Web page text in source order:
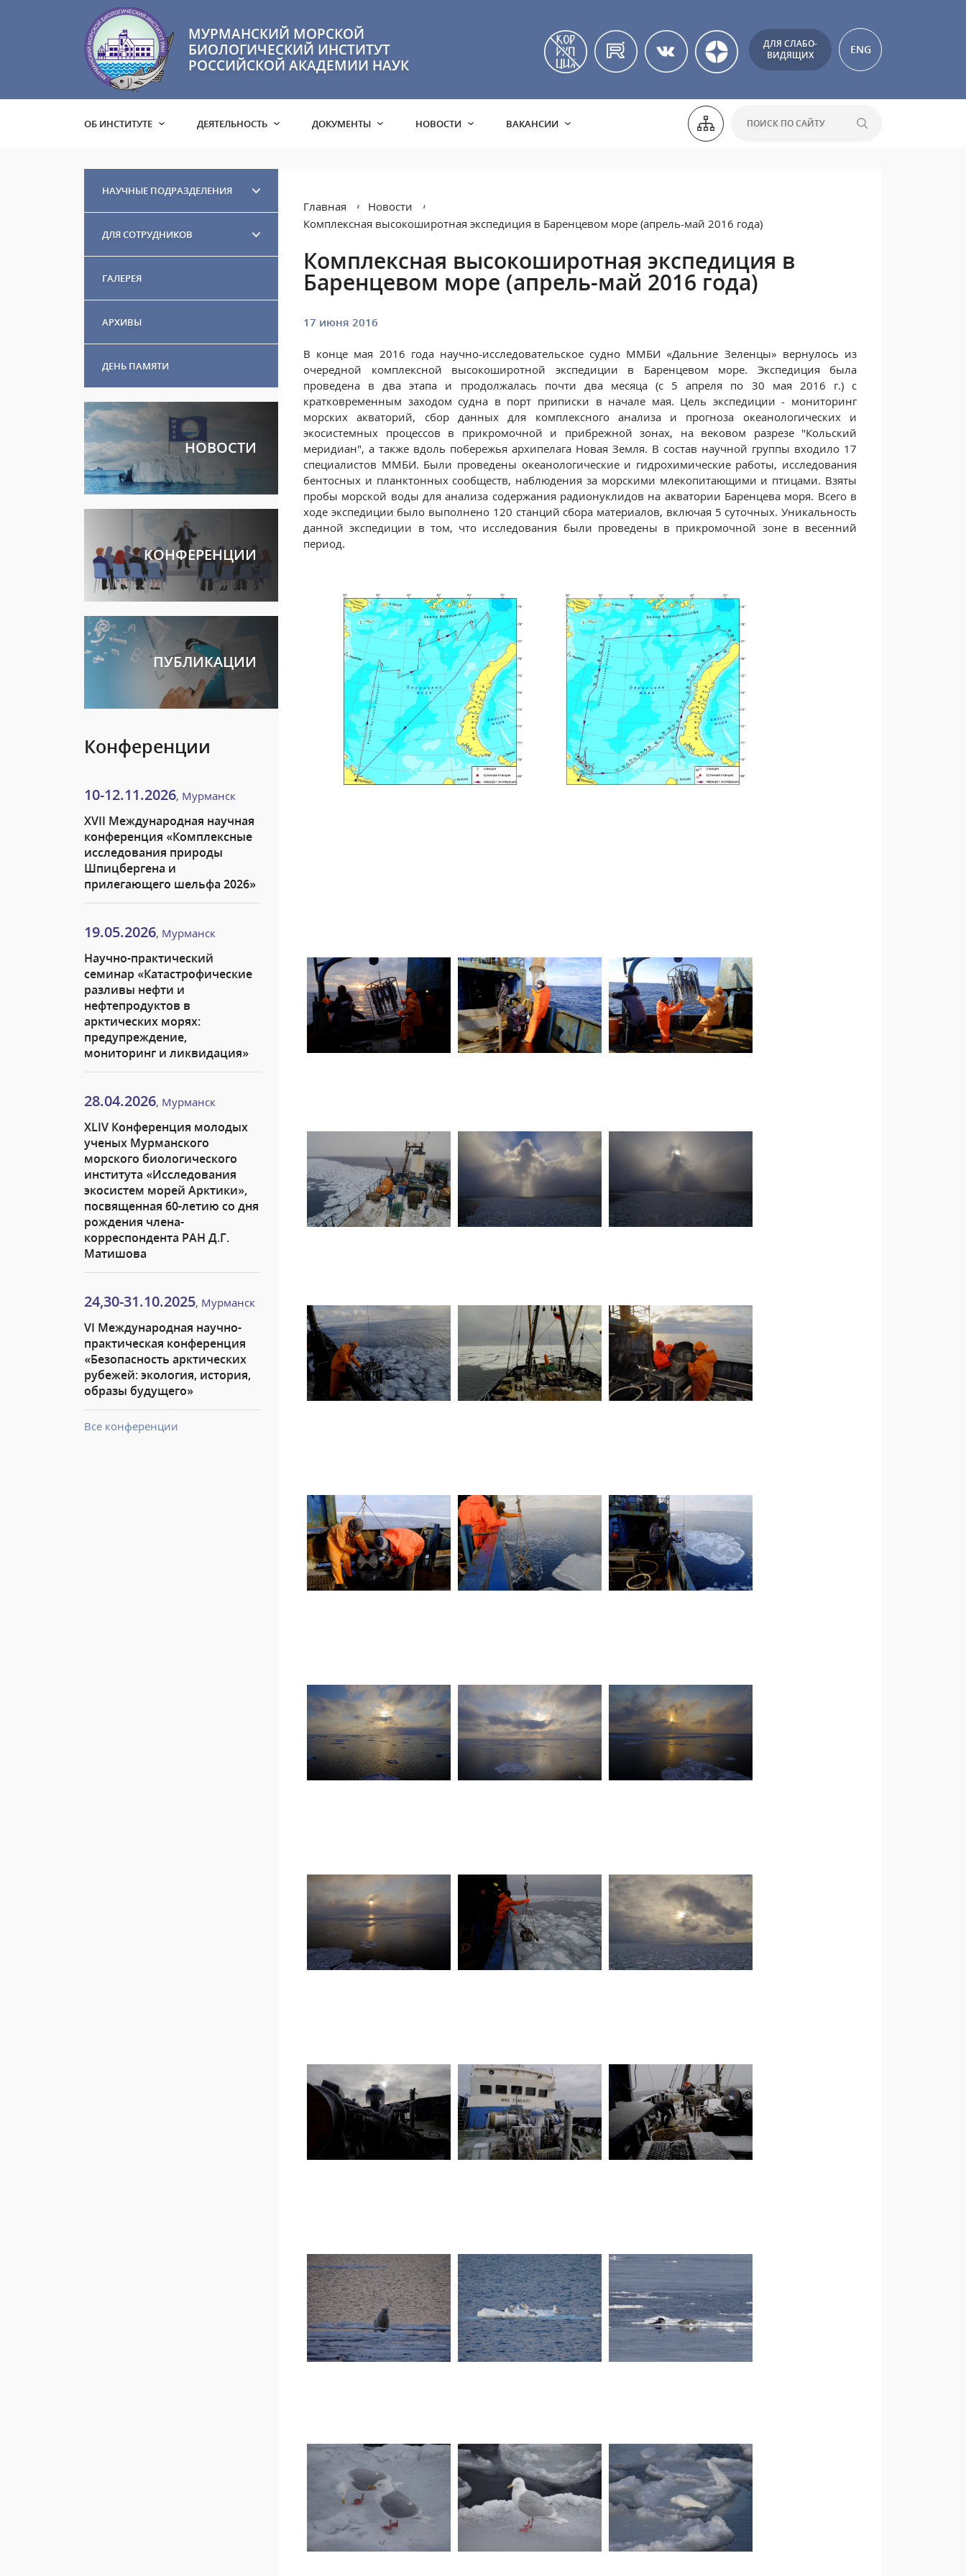
МУРМАНСКИЙ МОРСКОЙ
БИОЛОГИЧЕСКИЙ ИНСТИТУТ
РОССИЙСКОЙ АКАДЕМИИ НАУК
ДЛЯ СЛАБО-
ВИДЯЩИХ
ENG
ОБ ИНСТИТУТЕ ДЕЯТЕЛЬНОСТЬ ДОКУМЕНТЫ НОВОСТИ ВАКАНСИИ
НАУЧНЫЕ ПОДРАЗДЕЛЕНИЯ
ДЛЯ СОТРУДНИКОВ
ГАЛЕРЕЯ
АРХИВЫ
ДЕНЬ ПАМЯТИ
НОВОСТИ
КОНФЕРЕНЦИИ
ПУБЛИКАЦИИ
Конференции
10-12.11.2026, Мурманск
XVII Международная научная
конференция «Комплексные
исследования природы
Шпицбергена и
прилегающего шельфа 2026»
19.05.2026, Мурманск
Научно-практический
семинар «Катастрофические
разливы нефти и
нефтепродуктов в
арктических морях:
предупреждение,
мониторинг и ликвидация»
28.04.2026, Мурманск
XLIV Конференция молодых
ученых Мурманского
морского биологического
института «Исследования
экосистем морей Арктики»,
посвященная 60-летию со дня
рождения члена-
корреспондента РАН Д.Г.
Матишова
24,30-31.10.2025, Мурманск
VI Международная научно-
практическая конференция
«Безопасность арктических
рубежей: экология, история,
образы будущего»
Все конференции
Главная
Новости
Комплексная высокоширотная экспедиция в Баренцевом море (апрель-май 2016 года)
Комплексная высокоширотная экспедиция в
Баренцевом море (апрель-май 2016 года)
17 июня 2016
В конце мая 2016 года научно-исследовательское судно ММБИ «Дальние Зеленцы» вернулось из
очередной комплексной высокоширотной экспедиции в Баренцевом море. Экспедиция была
проведена в два этапа и продолжалась почти два месяца (с 5 апреля по 30 мая 2016 г.) с
кратковременным заходом судна в порт приписки в начале мая. Цель экспедиции - мониторинг
морских акваторий, сбор данных для комплексного анализа и прогноза океанологических и
экосистемных процессов в прикромочной и прибрежной зонах, на вековом разрезе "Кольский
меридиан", а также вдоль побережья архипелага Новая Земля. В состав научной группы входило 17
специалистов ММБИ. Были проведены океанологические и гидрохимические работы, исследования
бентосных и планктонных сообществ, наблюдения за морскими млекопитающими и птицами. Взяты
пробы морской воды для анализа содержания радионуклидов на акватории Баренцева моря. Всего в
ходе экспедиции было выполнено 120 станций сбора материалов, включая 5 суточных. Уникальность
данной экспедиции в том, что исследования были проведены в прикромочной зоне в весенний
период.